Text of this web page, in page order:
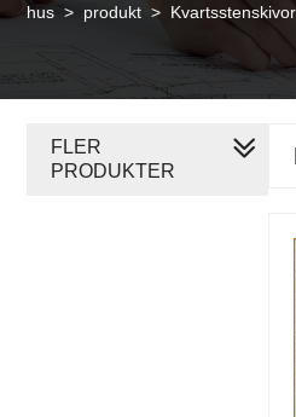
hus > produkt > Kvartsstenskivor
FLER
PRODUKTER